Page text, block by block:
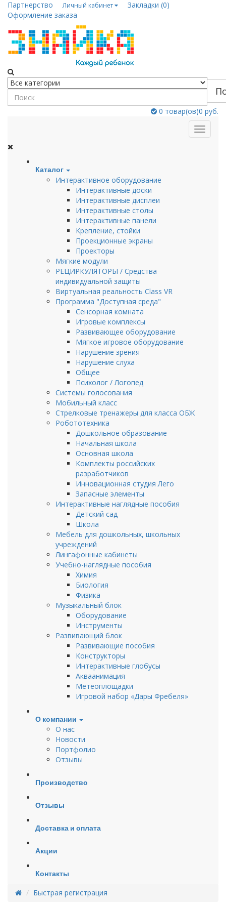
Партнерство Личный кабинет
Закладки (0)
Оформление заказа
0 товар(ов)0 руб.
Каталог
Интерактивное оборудование
Интерактивные доски
Интерактивные дисплеи
Интерактивные столы
Интерактивные панели
Крепление, стойки
Проекционные экраны
Проекторы
Мягкие модули
РЕЦИРКУЛЯТОРЫ / Средства
индивидуальной защиты
Виртуальная реальность Class VR
Программа "Доступная среда"
Сенсорная комната
Игровые комплексы
Развивающее оборудование
Мягкое игровое оборудование
Нарушение зрения
Нарушение слуха
Общее
Психолог / Логопед
Системы голосования
Мобильный класс
Стрелковые тренажеры для клаcса ОБЖ
Робототехника
Дошкольное образование
Начальная школа
Основная школа
Комплекты российских
разработчиков
Инновационная студия Лего
Запасные элементы
Интерактивные наглядные пособия
Детский сад
Школа
Мебель для дошкольных, школьных
учреждений
Лингафонные кабинеты
Учебно-наглядные пособия
Химия
Биология
Физика
Музыкальный блок
Оборудование
Инструменты
Развивающий блок
Развивающие пособия
Конструкторы
Интерактивные глобусы
Акваанимация
Метеоплощадки
Игровой набор «Дары Фребеля»
О компании
О нас
Новости
Портфолио
Отзывы
Производство
Отзывы
Доставка и оплата
Акции
Контакты
Быстрая регистрация